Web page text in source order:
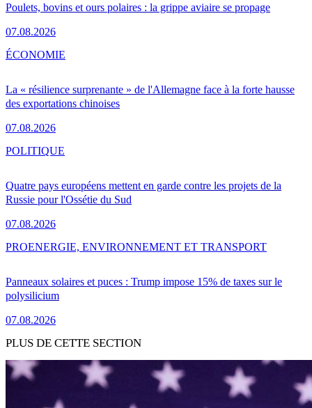
Poulets, bovins et ours polaires : la grippe aviaire se propage
07.08.2026
La « résilience surprenante » de l'Allemagne face à la forte hausse
des exportations chinoises
07.08.2026
ÉCONOMIE
Quatre pays européens mettent en garde contre les projets de la
Russie pour l'Ossétie du Sud
07.08.2026
POLITIQUE
Panneaux solaires et puces : Trump impose 15% de taxes sur le
polysilicium
07.08.2026
PROENERGIE, ENVIRONNEMENT ET TRANSPORT
PLUS DE CETTE SECTION